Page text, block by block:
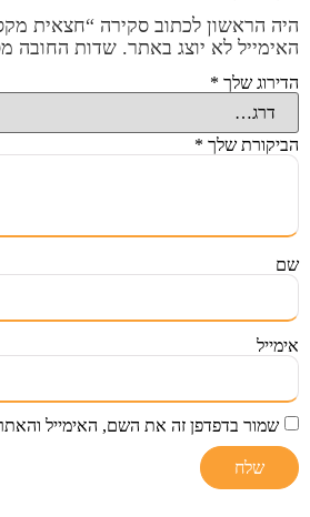
היה הראשון לכתוב סקירה “חצאית
האימייל לא יוצג באתר. שדות החובה
הדירוג שלך *
הביקורת שלך *
שם
אימייל
שמור בדפדפן זה את השם, האימייל